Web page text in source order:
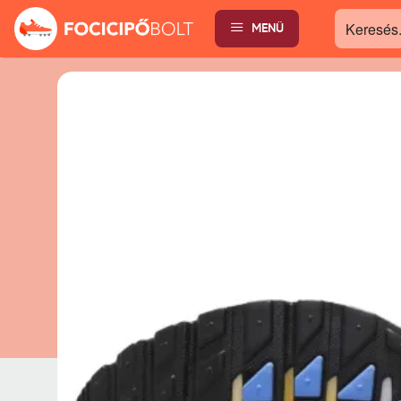
MENÜ Keresés...